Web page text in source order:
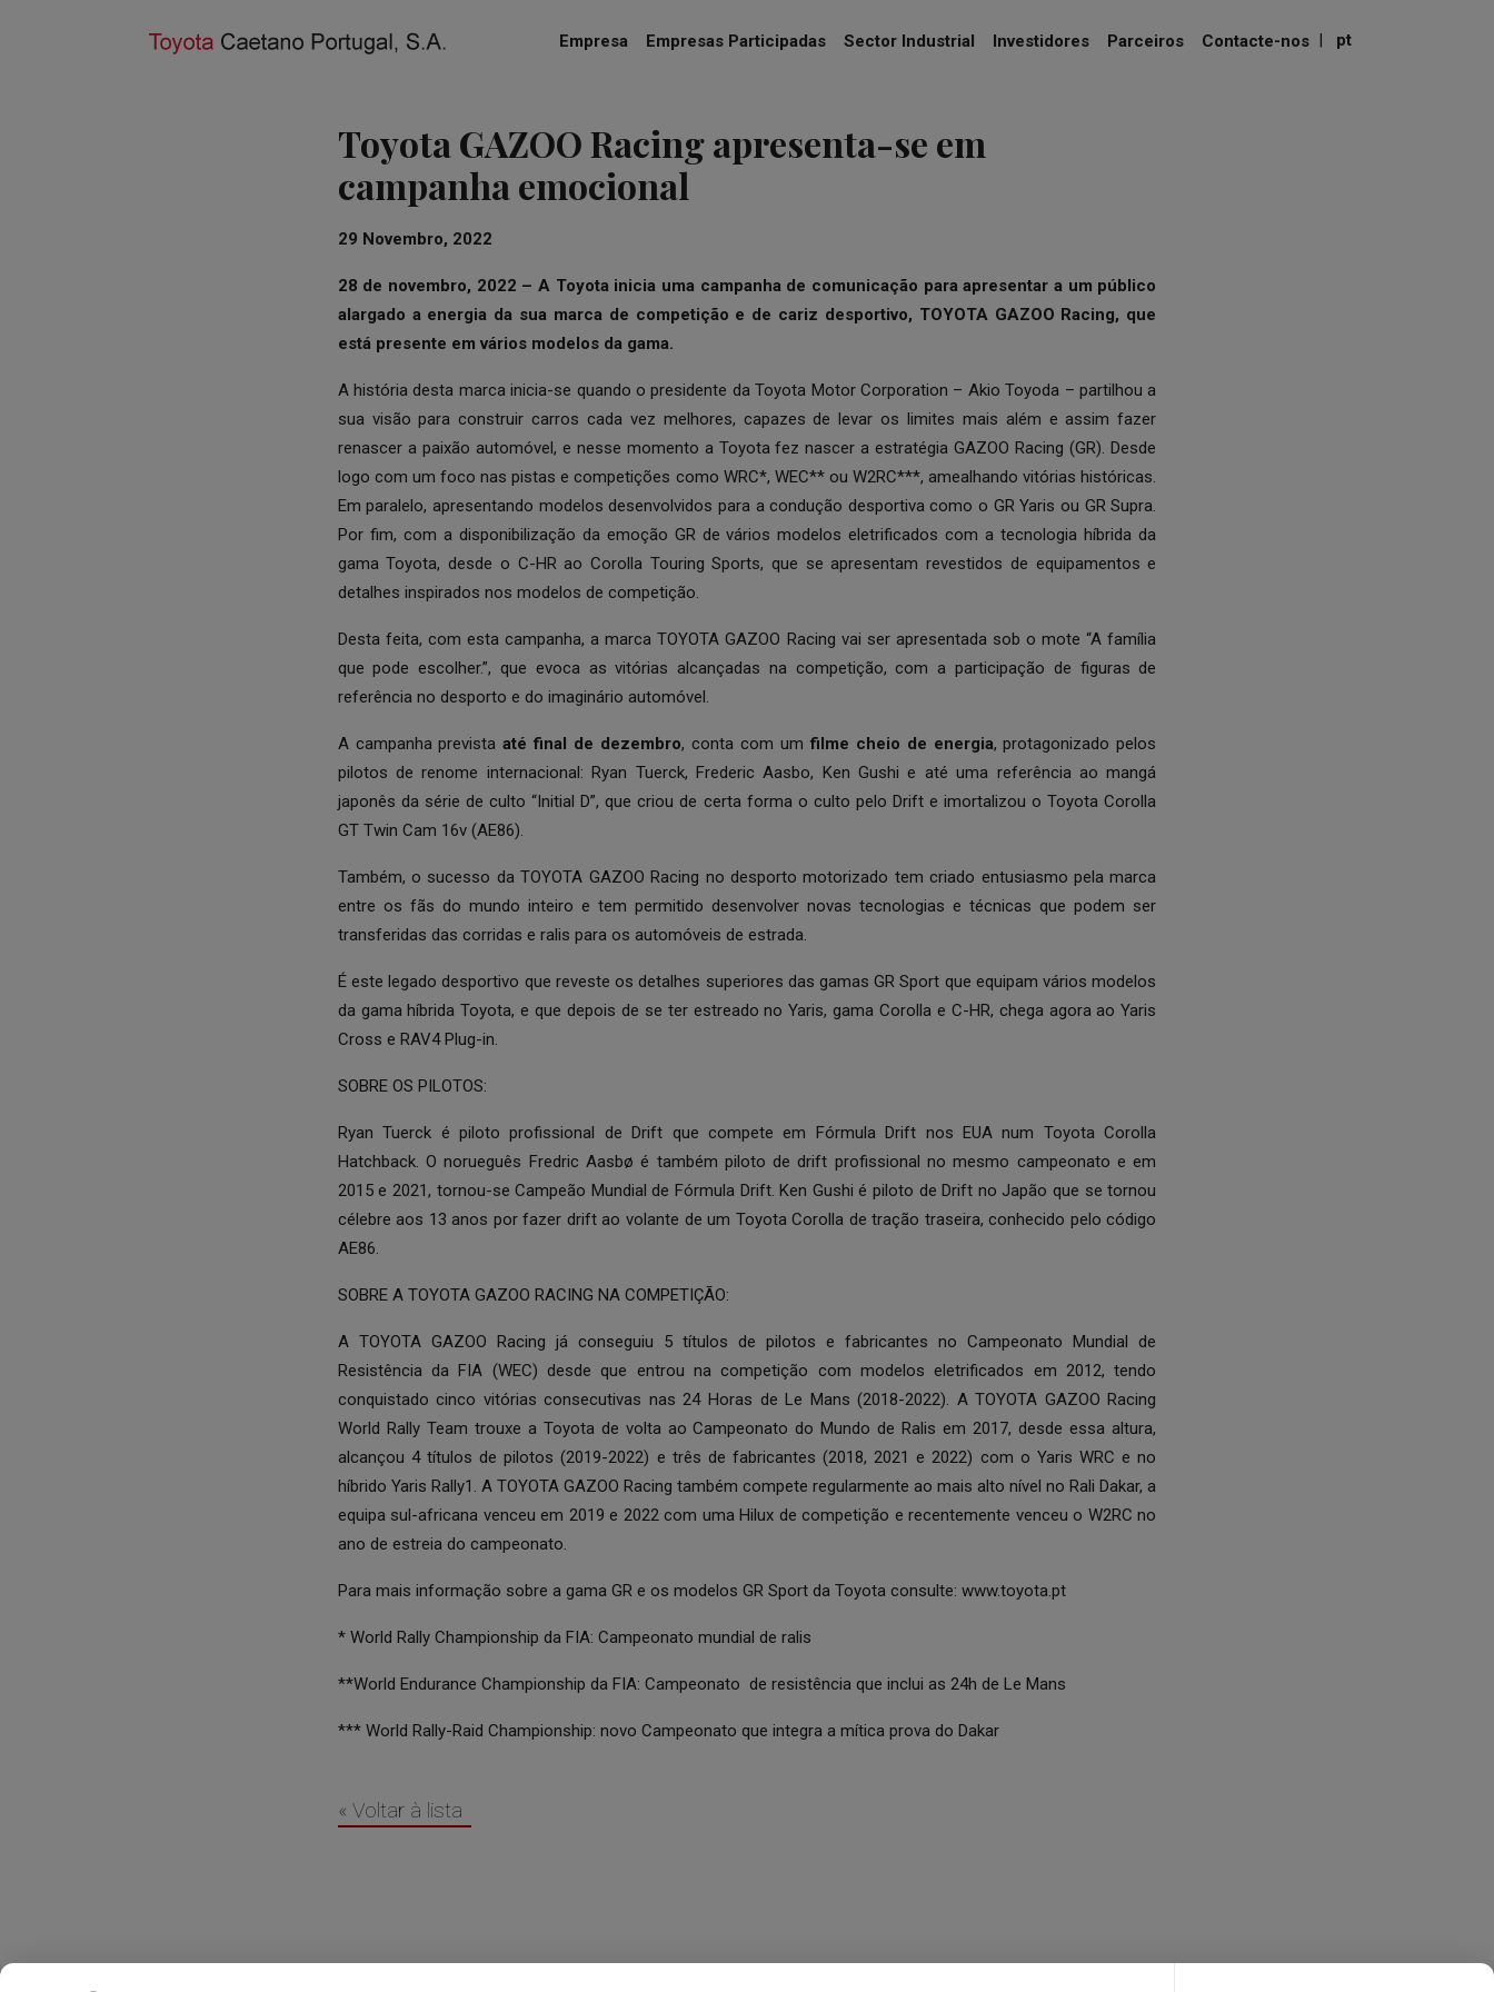
Empresa Empresas Participadas Sector Industrial Investidores Parceiros Contacte-nos | pt
Toyota GAZOO Racing apresenta-se em
campanha emocional
29 Novembro, 2022
28 de novembro, 2022 – A Toyota inicia uma campanha de comunicação para apresentar a um público
alargado a energia da sua marca de competição e de cariz desportivo, TOYOTA GAZOO Racing, que
está presente em vários modelos da gama.
A história desta marca inicia-se quando o presidente da Toyota Motor Corporation – Akio Toyoda – partilhou a
sua visão para construir carros cada vez melhores, capazes de levar os limites mais além e assim fazer
renascer a paixão automóvel, e nesse momento a Toyota fez nascer a estratégia GAZOO Racing (GR). Desde
logo com um foco nas pistas e competições como WRC*, WEC** ou W2RC***, amealhando vitórias históricas.
Em paralelo, apresentando modelos desenvolvidos para a condução desportiva como o GR Yaris ou GR Supra.
Por fim, com a disponibilização da emoção GR de vários modelos eletrificados com a tecnologia híbrida da
gama Toyota, desde o C-HR ao Corolla Touring Sports, que se apresentam revestidos de equipamentos e
detalhes inspirados nos modelos de competição.
Desta feita, com esta campanha, a marca TOYOTA GAZOO Racing vai ser apresentada sob o mote “A família
que pode escolher.”, que evoca as vitórias alcançadas na competição, com a participação de figuras de
referência no desporto e do imaginário automóvel.
A campanha previstaaté final de dezembro, conta com um filme cheio de energia, protagonizado pelos
pilotos de renome internacional: Ryan Tuerck, Frederic Aasbo, Ken Gushi e até uma referência ao mangá
japonês da série de culto “Initial D”, que criou de certa forma o culto pelo Drift e imortalizou o Toyota Corolla
GT Twin Cam 16v (AE86).
Também, o sucesso da TOYOTA GAZOO Racing no desporto motorizado tem criado entusiasmo pela marca
entre os fãs do mundo inteiro e tem permitido desenvolver novas tecnologias e técnicas que podem ser
transferidas das corridas e ralis para os automóveis de estrada.
É este legado desportivo que reveste os detalhes superiores das gamas GR Sport que equipam vários modelos
da gama híbrida Toyota, e que depois de se ter estreado no Yaris, gama Corolla e C-HR, chega agora ao Yaris
Cross e RAV4 Plug-in.
SOBRE OS PILOTOS:
Ryan Tuerck é piloto profissional de Drift que compete em Fórmula Drift nos EUA num Toyota Corolla
Hatchback. O norueguês Fredric Aasbø é também piloto de drift profissional no mesmo campeonato e em
2015 e 2021, tornou-se Campeão Mundial de Fórmula Drift. Ken Gushi é piloto de Drift no Japão que se tornou
célebre aos 13 anos por fazer drift ao volante de um Toyota Corolla de tração traseira, conhecido pelo código
AE86.
SOBRE A TOYOTA GAZOO RACING NA COMPETIÇÃO:
A TOYOTA GAZOO Racing já conseguiu 5 títulos de pilotos e fabricantes no Campeonato Mundial de
Resistência da FIA (WEC) desde que entrou na competição com modelos eletrificados em 2012, tendo
conquistado cinco vitórias consecutivas nas 24 Horas de Le Mans (2018-2022). A TOYOTA GAZOO Racing
World Rally Team trouxe a Toyota de volta ao Campeonato do Mundo de Ralis em 2017, desde essa altura,
alcançou 4 títulos de pilotos (2019-2022) e três de fabricantes (2018, 2021 e 2022) com o Yaris WRC e no
híbrido Yaris Rally1. A TOYOTA GAZOO Racing também compete regularmente ao mais alto nível no Rali Dakar, a
equipa sul-africana venceu em 2019 e 2022 com uma Hilux de competição e recentemente venceu o W2RC no
ano de estreia do campeonato.
Para mais informação sobre a gama GR e os modelos GR Sport da Toyota consulte: www.toyota.pt
* World Rally Championship da FIA: Campeonato mundial de ralis
**World Endurance Championship da FIA: Campeonato de resistência que inclui as 24h de Le Mans
*** World Rally-Raid Championship: novo Campeonato que integra a mítica prova do Dakar
« Voltar à lista